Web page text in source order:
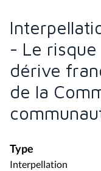
- Le
dérive
de la
Type
Interpellation